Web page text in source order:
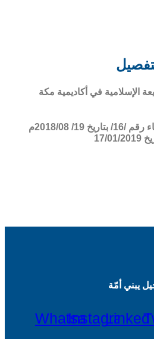
الإسلامية في أكاديمية مكة
والمعتمدة بقرار مجلس الأمناء رقم /16/ بتاريخ 19/ 2018/08م
يبني أمّة
Instagram
Whatsapp